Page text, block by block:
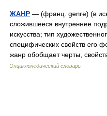
ЖАНР — (франц. genre) (в
сложившееся внутреннее
искусства; тип
специфических свойств его
жанр обобщает черты,
Энциклопедический словарь